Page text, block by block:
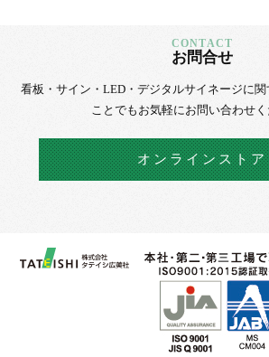
お問合せ
看板・サイン・LED・デジタルサイネージに関
ことでもお気軽にお問い合わせく
オンラインストア